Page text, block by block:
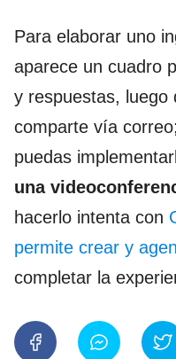
Para elaborar uno
aparece un cuadro
y respuestas, luego
comparte vía
puedas
una
hacerlo intenta con
permite crear y
completar la